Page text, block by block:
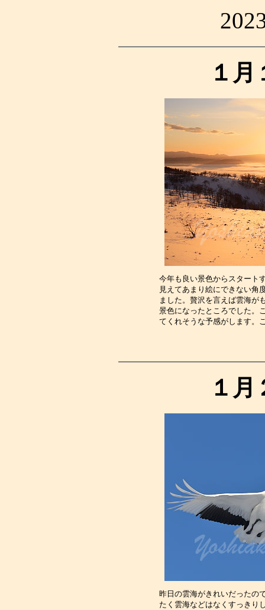
１
今年も良い景色からスタート
見えてあまり絵にできない角
ました。贅沢を言えば雲海が
景色になったところでした。
てくれそうな予感がしま
１
昨日の雲海がきれいだったの
たく雲海などはなくすっきり